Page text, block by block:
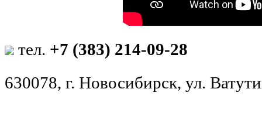
тел. +7 (383) 214-09-28
630078, г. Новосибирск, ул.